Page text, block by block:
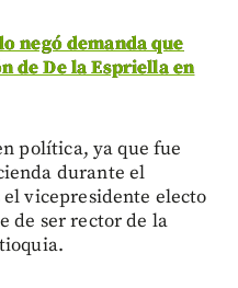
negó demanda que
de De la Espriella en
política, ya que fue
durante el
vicepresidente electo
de ser rector de la